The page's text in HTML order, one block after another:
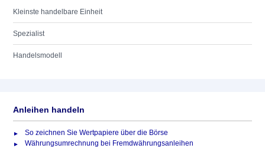
Kleinste handelbare Einheit
Spezialist
Handelsmodell
Anleihen handeln
So zeichnen Sie Wertpapiere über die Börse
Währungsumrechnung bei Fremdwährungsanleihen